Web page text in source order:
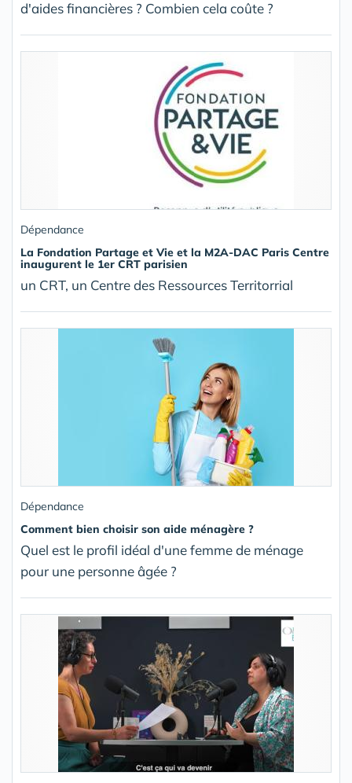
d'aides financières ? Combien cela coûte ?
Dépendance
La Fondation Partage et Vie et la M2A-DAC Paris Centre
inaugurent le 1er CRT parisien
un CRT, un Centre des Ressources Territorrial
Dépendance
Comment bien choisir son aide ménagère ?
Quel est le profil idéal d'une femme de ménage
pour une personne âgée ?